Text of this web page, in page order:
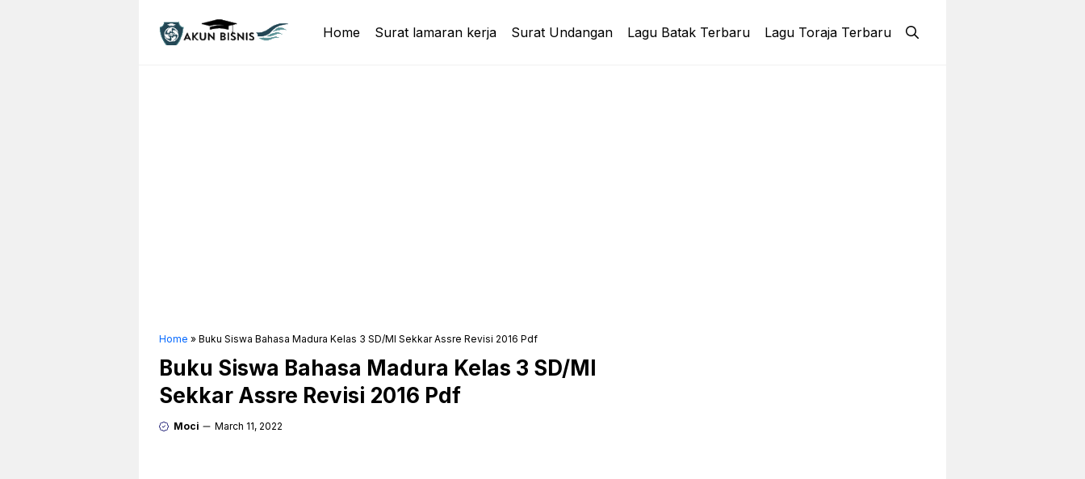
Home Surat lamaran kerja Surat Undangan Lagu Batak Terbaru Lagu Toraja Terbaru
Home » Buku Siswa Bahasa Madura Kelas 3 SD/MI Sekkar Assre Revisi 2016 Pdf
Buku Siswa Bahasa Madura Kelas 3 SD/MI
Sekkar Assre Revisi 2016 Pdf
Moci March 11, 2022